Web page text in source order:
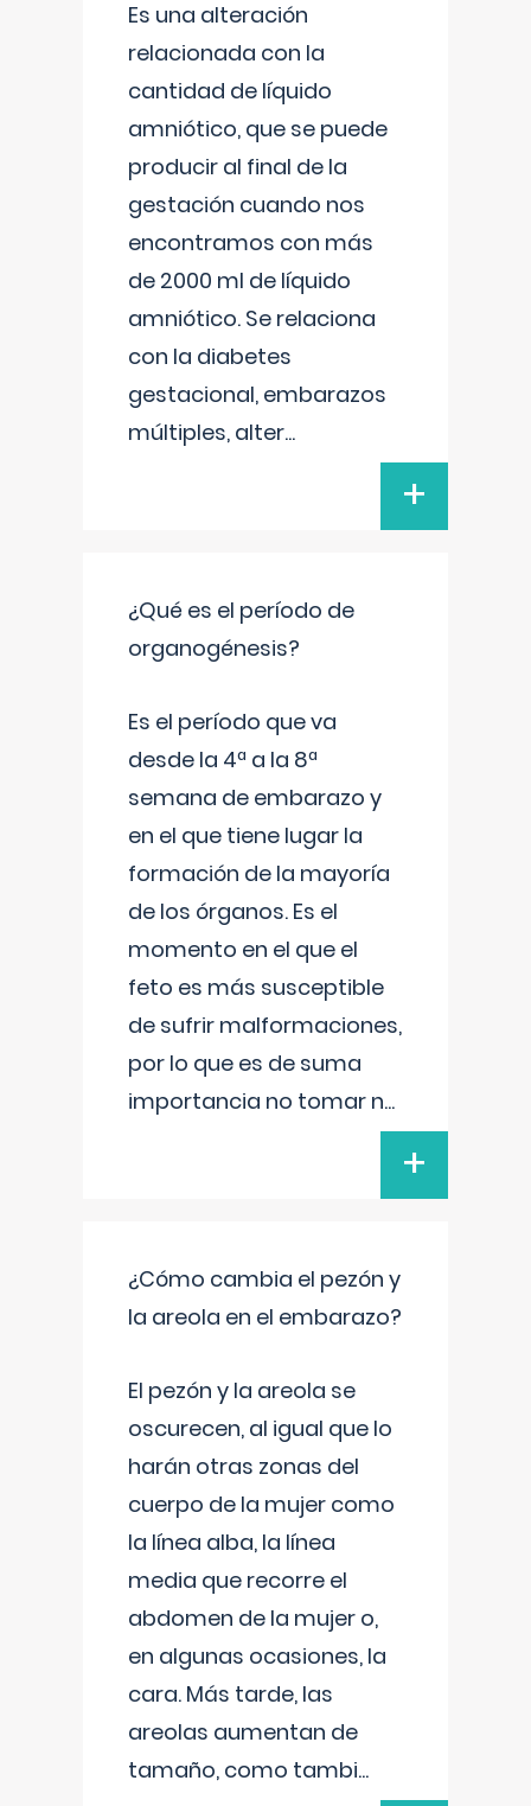
Es una alteración
relacionada con la
cantidad de líquido
amniótico, que se puede
producir al final de la
gestación cuando nos
encontramos con más
de 2000 ml de líquido
amniótico. Se relaciona
con la diabetes
gestacional, embarazos
múltiples, alter...
+
¿Qué es el período de
organogénesis?
Es el período que va
desde la 4ª a la 8ª
semana de embarazo y
en el que tiene lugar la
formación de la mayoría
de los órganos. Es el
momento en el que el
feto es más susceptible
de sufrir malformaciones,
por lo que es de suma
importancia no tomar n...
+
¿Cómo cambia el pezón y
la areola en el embarazo?
El pezón y la areola se
oscurecen, al igual que lo
harán otras zonas del
cuerpo de la mujer como
la línea alba, la línea
media que recorre el
abdomen de la mujer o,
en algunas ocasiones, la
cara. Más tarde, las
areolas aumentan de
tamaño, como tambi...